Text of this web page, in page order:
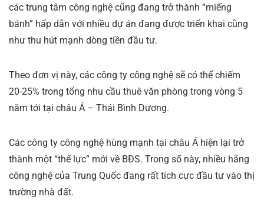
các trung tâm công nghệ cũng đang trở thành “miếng
bánh” hấp dẫn với nhiều dự án đang được triển khai cũng
như thu hút mạnh dòng tiền đầu tư.
Theo đơn vị này, các công ty công nghệ sẽ có thể chiếm
20-25% trong tổng nhu cầu thuê văn phòng trong vòng 5
năm tới tại châu Á – Thái Bình Dương.
Các công ty công nghệ hùng mạnh tại châu Á hiện lại trở
thành một “thế lực” mới về BĐS. Trong số này, nhiều hãng
công nghệ của Trung Quốc đang rất tích cực đầu tư vào thị
trường nhà đất.